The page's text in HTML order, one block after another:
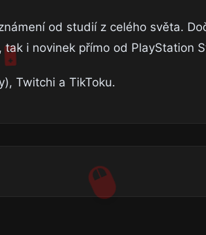
od studií z celého světa.
i novinek přímo od PlayStation
Twitchi a TikToku.